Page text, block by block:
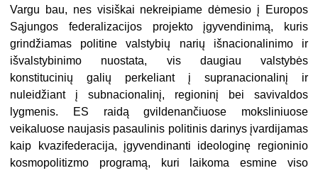
Vargu bau, nes visiškai nekreipiame dėmesio į Europos
Sąjungos federalizacijos projekto įgyvendinimą, kuris
grindžiamas politine valstybių narių išnacionalinimo ir
išvalstybinimo nuostata, vis daugiau valstybės
konstitucinių galių perkeliant į supranacionalinį ir
nuleidžiant į subnacionalinį, regioninį bei savivaldos
lygmenis. ES raidą gvildenančiuose moksliniuose
veikaluose naujasis pasaulinis politinis darinys įvardijamas
kaip kvazifederacija, įgyvendinanti ideologinę regioninio
kosmopolitizmo programą, kuri laikoma esmine viso